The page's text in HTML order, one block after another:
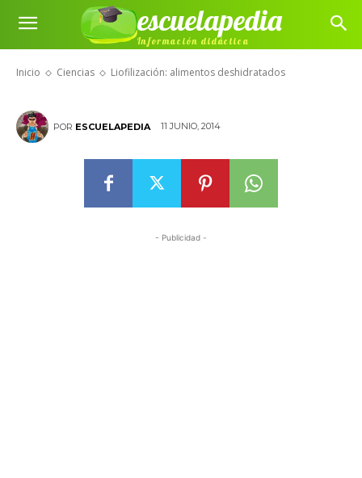
escuelapedia
Información didáctica
Inicio Ciencias Liofilización: alimentos deshidratados
Liofilización: alimentos
deshidratados
POR ESCUELAPEDIA 11 JUNIO, 2014
- Publicidad -